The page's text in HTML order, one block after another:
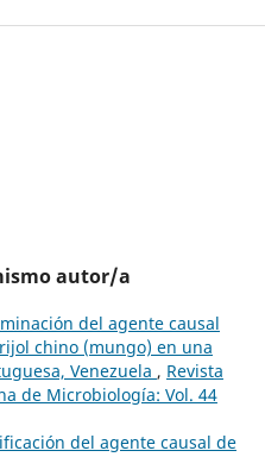
autor/a
del agente causal
chino (mungo) en una
Venezuela , Revista
de Microbiología: Vol. 44
del agente causal de